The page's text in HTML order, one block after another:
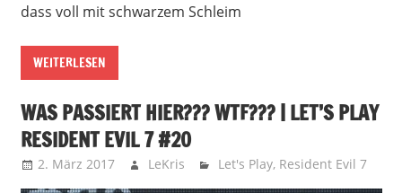
dass voll mit schwarzem Schleim
WEITERLESEN
WAS PASSIERT HIER??? WTF??? | LET’S PLAY
RESIDENT EVIL 7 #20
2. März 2017 LeKris Let's Play, Resident Evil 7